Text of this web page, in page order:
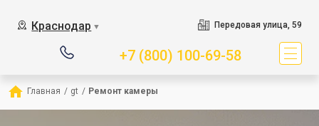
Краснодар ▼ Передовая улица, 59
+7 (800) 100-69-58
Главная / gt / Ремонт камеры